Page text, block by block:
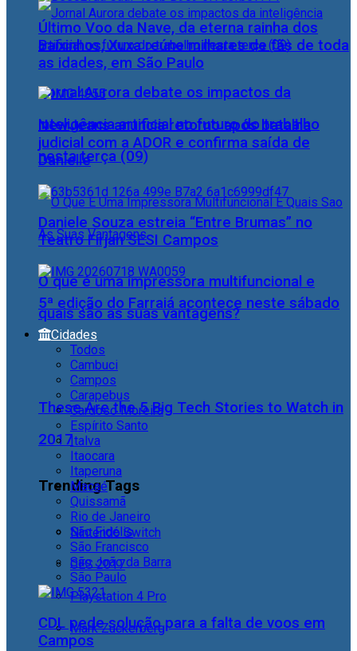
Jornal Aurora debate os impactos da
inteligência artificial no futuro do trabalho
nesta terça (09)
O que é uma impressora multifuncional e
quais são as suas vantagens?
These Are the 5 Big Tech Stories to Watch in
2017
Trending Tags
Nintendo Switch
CES 2017
Playstation 4 Pro
Mark Zuckerberg
Último Voo da Nave, da eterna rainha dos
Baixinhos, Xuxa reúne milhares de fãs de toda
as idades, em São Paulo
NewJeans anuncia retorno após batalha
judicial com a ADOR e confirma saída de
Danielle
Daniele Souza estreia “Entre Brumas” no
Teatro Firjan SESI Campos
5ª edição do Farraiá acontece neste sábado
Cidades
Todos
Cambuci
Campos
Carapebus
Cardoso Moreira
Espírito Santo
Italva
Itaocara
Itaperuna
Macaé
Quissamã
Rio de Janeiro
São Fidélis
São Francisco
São João da Barra
São Paulo
CDL pede solução para a falta de voos em
Campos